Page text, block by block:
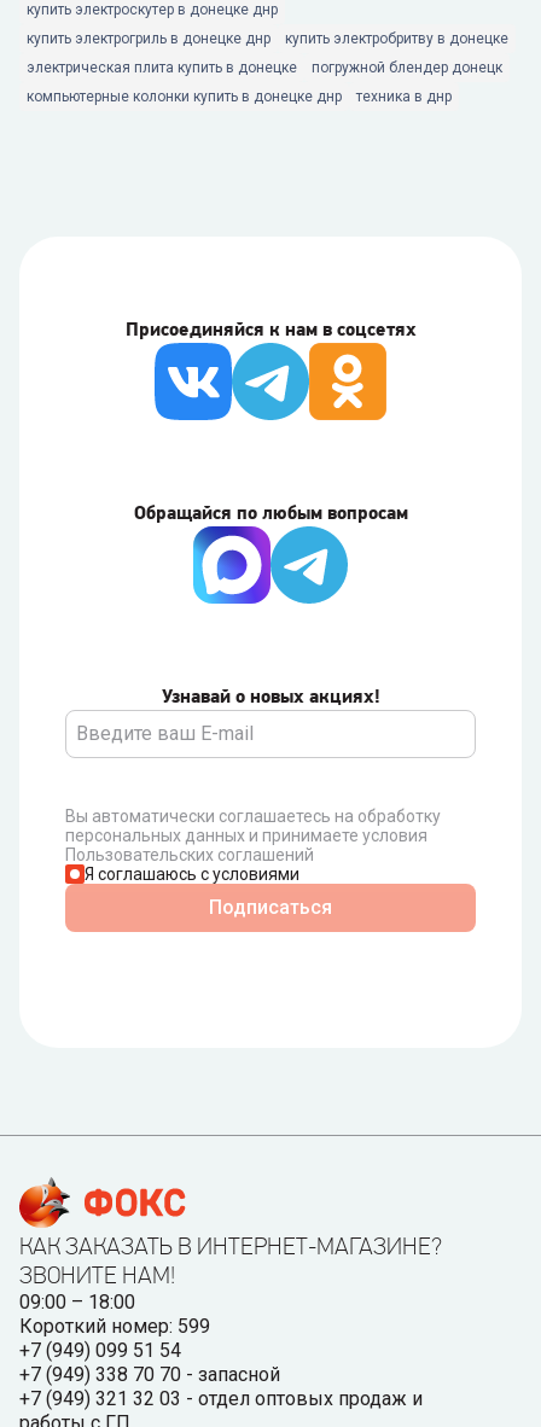
купить электроскутер в донецке днр
купить электрогриль в донецке днр
купить электробритву в донецке
электрическая плита купить в донецке
погружной блендер донецк
компьютерные колонки купить в донецке днр
техника в днр
Присоединяйся к нам в соцсетях
Узнавай о новых акциях!
Вы автоматически соглашаетесь на обработку
персональных данных и принимаете условия
Пользовательских соглашений
Я соглашаюсь с условиями
Подписаться
Обращайся по любым вопросам
КАК ЗАКАЗАТЬ В ИНТЕРНЕТ-МАГАЗИНЕ?
ЗВОНИТЕ НАМ!
09:00 – 18:00
Короткий номер: 599
+7 (949) 099 51 54
+7 (949) 338 70 70 - запасной
+7 (949) 321 32 03 - отдел оптовых продаж и